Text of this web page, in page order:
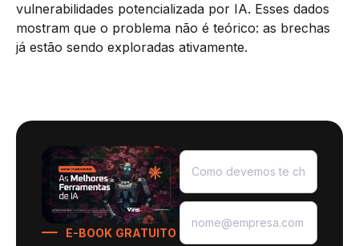
vulnerabilidades potencializada por IA. Esses dados
mostram que o problema não é teórico: as brechas
já estão sendo exploradas ativamente.
E-BOOK GRATUITO